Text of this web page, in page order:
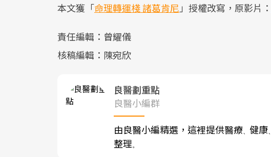
本文獲「命理轉運棧 諸葛肯尼 」授權改寫，原影片：
責任編輯：曾耀儀
核稿編輯：陳宛欣
良醫劃重點
良醫小編群
由良醫小編精選，這裡提供醫療 健康
整理 。